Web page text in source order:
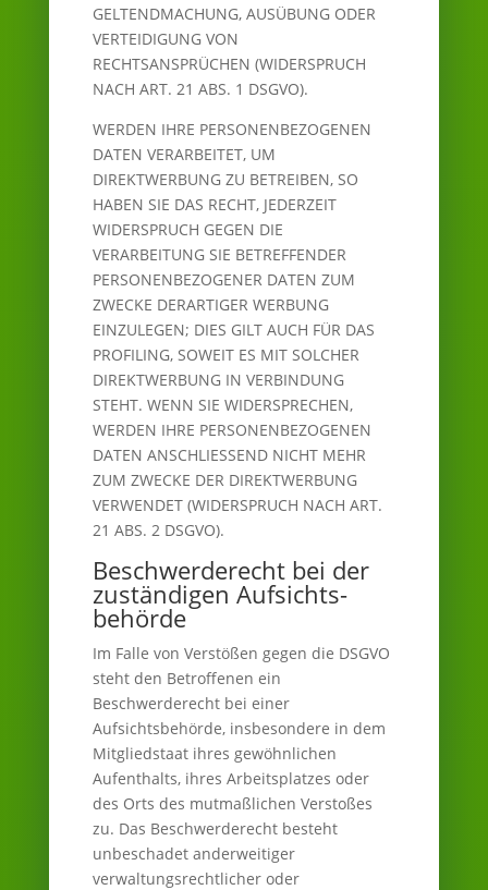
GELTENDMACHUNG, AUSÜBUNG ODER
VERTEIDIGUNG VON
RECHTSANSPRÜCHEN (WIDERSPRUCH
NACH ART. 21 ABS. 1 DSGVO).
WERDEN IHRE PERSONENBEZOGENEN
DATEN VERARBEITET, UM
DIREKTWERBUNG ZU BETREIBEN, SO
HABEN SIE DAS RECHT, JEDERZEIT
WIDERSPRUCH GEGEN DIE
VERARBEITUNG SIE BETREFFENDER
PERSONENBEZOGENER DATEN ZUM
ZWECKE DERARTIGER WERBUNG
EINZULEGEN; DIES GILT AUCH FÜR DAS
PROFILING, SOWEIT ES MIT SOLCHER
DIREKTWERBUNG IN VERBINDUNG
STEHT. WENN SIE WIDERSPRECHEN,
WERDEN IHRE PERSONENBEZOGENEN
DATEN ANSCHLIESSEND NICHT MEHR
ZUM ZWECKE DER DIREKTWERBUNG
VERWENDET (WIDERSPRUCH NACH ART.
21 ABS. 2 DSGVO).
Beschwerde­recht bei der
zuständigen Aufsichts­
behörde
Im Falle von Verstößen gegen die DSGVO
steht den Betroffenen ein
Beschwerderecht bei einer
Aufsichtsbehörde, insbesondere in dem
Mitgliedstaat ihres gewöhnlichen
Aufenthalts, ihres Arbeitsplatzes oder
des Orts des mutmaßlichen Verstoßes
zu. Das Beschwerderecht besteht
unbeschadet anderweitiger
verwaltungsrechtlicher oder